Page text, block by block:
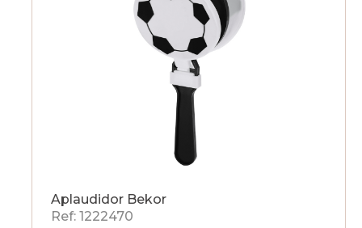
Aplaudidor Bekor
Ref: 1222470